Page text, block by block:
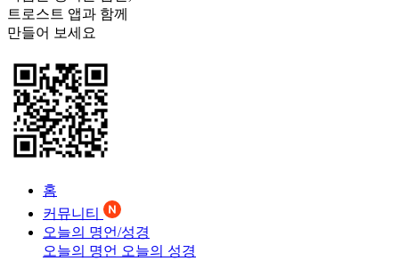
트로스트 앱과 함께
만들어 보세요
홈
커뮤니티
오늘의 명언/성경
오늘의 명언 오늘의 성경